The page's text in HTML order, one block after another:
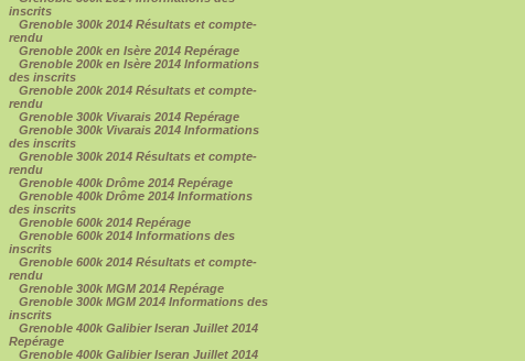
inscrits
Grenoble 300k 2014 Résultats et compte-
rendu
Grenoble 200k en Isère 2014 Repérage
Grenoble 200k en Isère 2014 Informations
des inscrits
Grenoble 200k 2014 Résultats et compte-
rendu
Grenoble 300k Vivarais 2014 Repérage
Grenoble 300k Vivarais 2014 Informations
des inscrits
Grenoble 300k 2014 Résultats et compte-
rendu
Grenoble 400k Drôme 2014 Repérage
Grenoble 400k Drôme 2014 Informations
des inscrits
Grenoble 600k 2014 Repérage
Grenoble 600k 2014 Informations des
inscrits
Grenoble 600k 2014 Résultats et compte-
rendu
Grenoble 300k MGM 2014 Repérage
Grenoble 300k MGM 2014 Informations des
inscrits
Grenoble 400k Galibier Iseran Juillet 2014
Repérage
Grenoble 400k Galibier Iseran Juillet 2014